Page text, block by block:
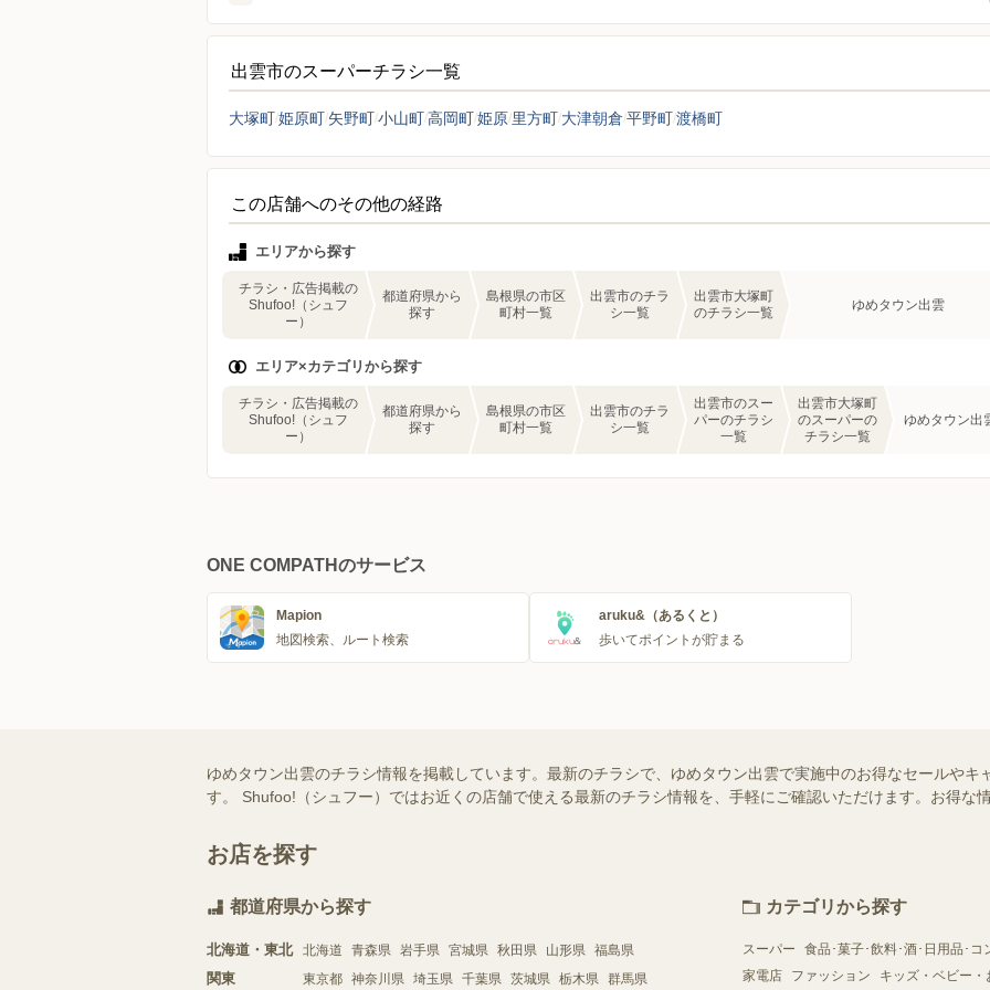
出雲市のスーパーチラシ一覧
大塚町姫原町 矢野町小山町高岡町姫原 里方町 大津朝倉 平野町渡橋町
この店舗へのその他の経路
エリアから探す
チラシ・広告掲載の
Shufoo!（シュフ
ー）
都道府県から
探す
島根県の市区
町村一覧
出雲市のチラ
シ一覧
出雲市大塚町
のチラシ一覧
ゆめタウン出雲
エリア×カテゴリから探す
チラシ・広告掲載の
Shufoo!（シュフ
ー）
都道府県から
探す
島根県の市区
町村一覧
出雲市のチラ
シ一覧
出雲市のスー
パーのチラシ
一覧
出雲市大塚町
のスーパーの
チラシ一覧
ゆめタウン出
ONE COMPATHのサービス
Mapion
地図検索、ルート検索
aruku&（あるくと）
歩いてポイントが貯まる
ゆめタウン出雲のチラシ情報を掲載しています。最新のチラシで、ゆめタウン出雲で実施中のお得なセールや
す。 Shufoo!（シュフー）ではお近くの店舗で使える最新のチラシ情報を、手軽にご確認いただけます。お得な
お店を探す
都道府県から探す
北海道・東北 北海道 青森県 岩手県 宮城県 秋田県 山形県 福島県
関東 東京都 神奈川県 埼玉県 千葉県 茨城県 栃木県 群馬県
カテゴリから探す
スーパー
食品･菓子･飲料･酒･日用品･コ
家電店
ファッション キッズ・ベビー・